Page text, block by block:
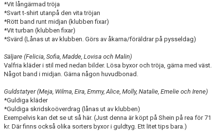
*Vit långärmad tröja
*Svart t-shirt utanpå den vita tröjan
*Rött band runt midjan (klubben fixar)
*Vit turban (klubben fixar)
*Svärd (Lånas ut av klubben. Görs av åkarna/föräldrar på pysseldag)
Säljare (Felicia, Sofia, Madde, Lovisa och Malin)
Valfria kläder i stil med nedan bilder. Lösa byxor och tröja, gärna med väst.
Något band i midjan. Gärna någon huvudbonad.
Guldstatyer (Meja, Wilma, Eira, Emmy, Alice, Molly, Natalie, Emelie och Irene)
*Guldiga kläder
*Guldiga skridskoöverdrag (lånas ut av klubben)
Exempelvis kan det se ut så här. (Just denna är köpt på Shein på rea för 71
kr. Där finns också olika sorters byxor i guldtyg. Ett litet tips bara.)